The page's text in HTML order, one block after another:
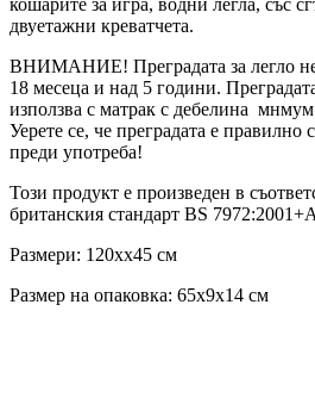
двуетажни креватчета.
ВНИМАНИЕ! Преградата за легло не
18 месеца и над 5 години.
използва с матрак с дебелина
Уерете се, че преградата е правилно
преди употреба!
Този продукт е произведен в
британския стандарт BS
Размери: 120xx45 см
Размер на опаковка: 65x9x14 см